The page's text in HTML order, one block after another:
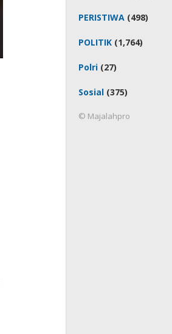
PERISTIWA (498)
POLITIK (1,764)
Polri (27)
Sosial (375)
© Majalahpro